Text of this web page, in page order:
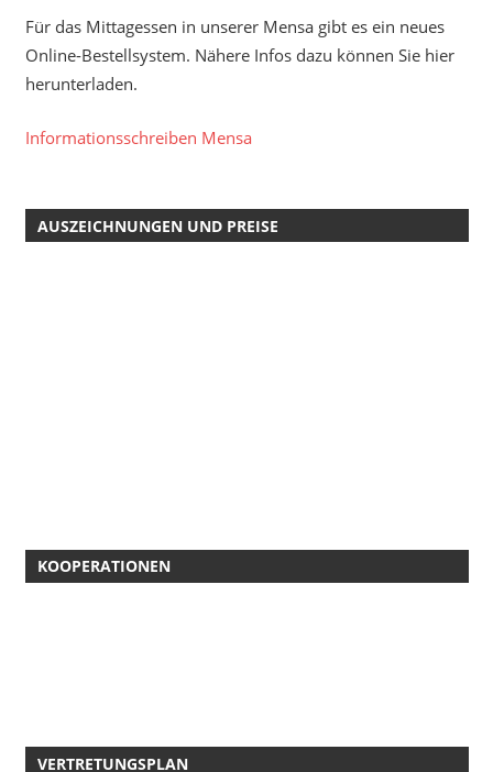
Für das Mittagessen in unserer Mensa gibt es ein neues
Online-Bestellsystem. Nähere Infos dazu können Sie hier
herunterladen.
Informationsschreiben Mensa
AUSZEICHNUNGEN UND PREISE
KOOPERATIONEN
VERTRETUNGSPLAN